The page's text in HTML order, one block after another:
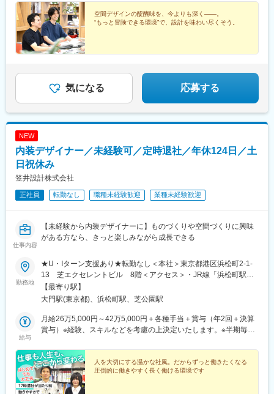
空間デザインの醍醐味を、今よりも深く――。
“もっと冒険できる環境”で、設計を味わい尽くそう。
気になる 応募する
NEW
内装デザイナー／未経験可／定時退社／年休124日／土
日祝休み
笠井設計株式会社
正社員 転勤なし 職種未経験歓迎 業種未経験歓迎
仕事内容
【未経験から内装デザイナーに】ものづくりや空間づくりに興味
がある方なら、きっと楽しみながら成長できる
勤務地
★U・Iターン支援あり★転勤なし＜本社＞東京都港区浜松町2-1-
13 芝エクセレントビル 8階＜アクセス＞・JR線「浜松町駅」
徒歩7分・都営浅草線、大江戸線「大門駅」徒歩1分※受動喫煙対
策：屋内全面禁煙
【最寄り駅】
大門駅(東京都)、浜松町駅、芝公園駅
給与
月給26万5,000円～42万5,000円＋各種手当＋賞与（年2回＋決算
賞与）※経験、スキルなどを考慮の上決定いたします。※半期毎に
から6期連続支給）【年収例】850万円／月給54万円＋賞与年間4
カ月～6カ月／48歳750万円／月給48万円＋賞与年間4カ月～6カ
月／40歳500万円／月給28万円＋賞与年間4カ月～6カ月／30歳
人を大切にする温かな社風。だからずっと働きたくなる
圧倒的に働きやすく長く働ける環境です